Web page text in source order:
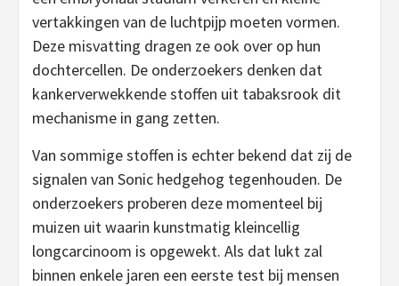
vertakkingen van de luchtpijp moeten vormen.
Deze misvatting dragen ze ook over op hun
dochtercellen. De onderzoekers denken dat
kankerverwekkende stoffen uit tabaksrook dit
mechanisme in gang zetten.
Van sommige stoffen is echter bekend dat zij de
signalen van Sonic hedgehog tegenhouden. De
onderzoekers proberen deze momenteel bij
muizen uit waarin kunstmatig kleincellig
longcarcinoom is opgewekt. Als dat lukt zal
binnen enkele jaren een eerste test bij mensen